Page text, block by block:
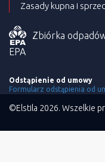
Zasady kupna i
Zbiórka
EPA
Odstąpienie od umowy
Formularz odstąpienia od
©Elstila 2026. Wszelkie